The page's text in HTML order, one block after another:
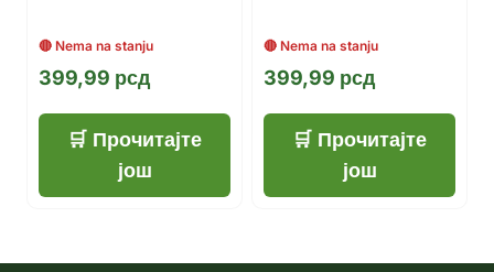
399,99 рсд
Прочитајте
још
399,99 рсд
Прочитајте
још